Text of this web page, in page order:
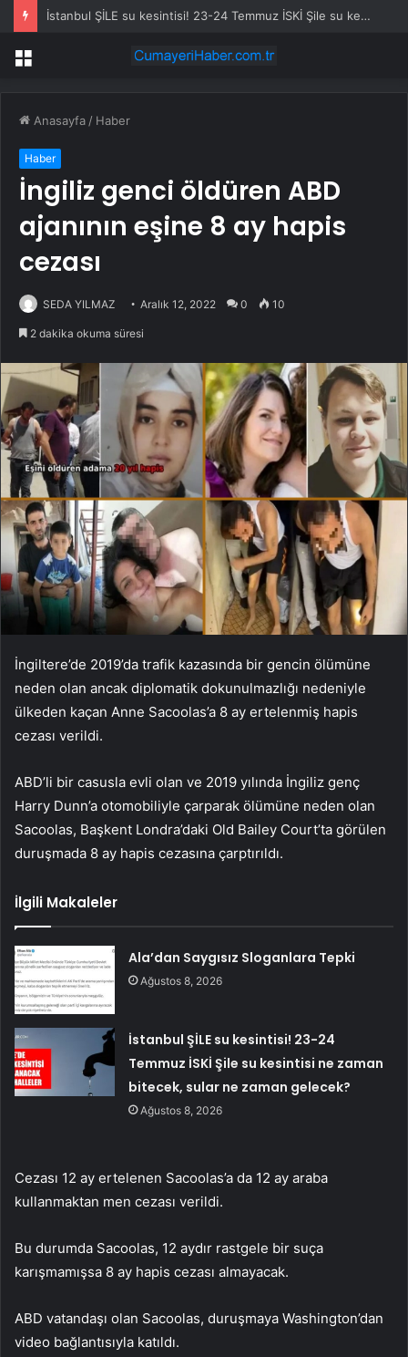
İstanbul ŞİLE su kesintisi! 23-24 Temmuz İSKİ Şile su kesintisi ne zaman bitecek, sular ne zaman gelecek?
Menü
Anasayfa / Haber
Haber
İngiliz genci öldüren ABD
ajanının eşine 8 ay hapis
cezası
SEDA YILMAZ Aralık 12, 2022 0 10
2 dakika okuma süresi
İngiltere’de 2019’da trafik kazasında bir gencin ölümüne
neden olan ancak diplomatik dokunulmazlığı nedeniyle
ülkeden kaçan Anne Sacoolas’a 8 ay ertelenmiş hapis
cezası verildi.
ABD’li bir casusla evli olan ve 2019 yılında İngiliz genç
Harry Dunn’a otomobiliyle çarparak ölümüne neden olan
Sacoolas, Başkent Londra’daki Old Bailey Court’ta görülen
duruşmada 8 ay hapis cezasına çarptırıldı.
İlgili Makaleler
Ala’dan Saygısız Sloganlara Tepki
Ağustos 8, 2026
İstanbul ŞİLE su kesintisi! 23-24
Temmuz İSKİ Şile su kesintisi ne zaman
bitecek, sular ne zaman gelecek?
Ağustos 8, 2026
Cezası 12 ay ertelenen Sacoolas’a da 12 ay araba
kullanmaktan men cezası verildi.
Bu durumda Sacoolas, 12 aydır rastgele bir suça
karışmamışsa 8 ay hapis cezası almayacak.
ABD vatandaşı olan Sacoolas, duruşmaya Washington’dan
video bağlantısıyla katıldı.